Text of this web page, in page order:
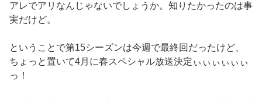
アレでアリなんじゃないでしょうか。知りたかったのは事
実だけど。
ということで第15シーズンは今週で最終回だったけど、
ちょっと置いて4月に春スペシャル放送決定ぃぃぃぃぃぃ
っ！